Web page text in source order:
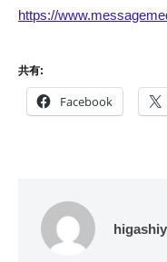
https://
共有:
Facebook